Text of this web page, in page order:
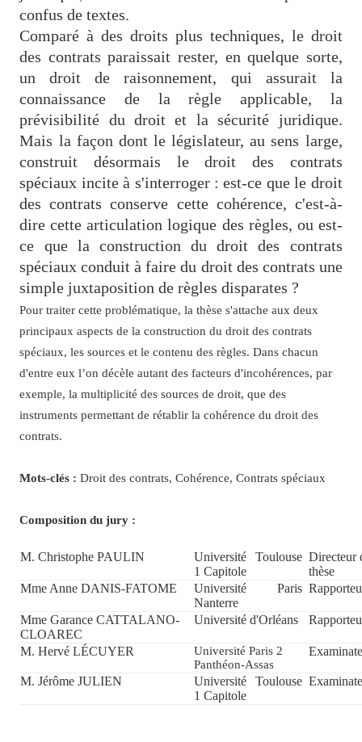
confus de textes.
Comparé à des droits plus techniques, le droit
des contrats paraissait rester, en quelque sorte,
un droit de raisonnement, qui assurait la
connaissance de la règle applicable, la
prévisibilité du droit et la sécurité juridique.
Mais la façon dont le législateur, au sens large,
construit désormais le droit des contrats
spéciaux incite à s'interroger : est-ce que le droit
des contrats conserve cette cohérence, c'est-à-
dire cette articulation logique des règles, ou est-
ce que la construction du droit des contrats
spéciaux conduit à faire du droit des contrats une
simple juxtaposition de règles disparates ?
Pour traiter cette problématique, la thèse s'attache aux deux
principaux aspects de la construction du droit des contrats
spéciaux, les sources et le contenu des règles. Dans chacun
d'entre eux l’on décèle autant des facteurs d'incohérences, par
exemple, la multiplicité des sources de droit, que des
instruments permettant de rétablir la cohérence du droit des
contrats.
Mots-clés : Droit des contrats, Cohérence, Contrats spéciaux
Composition du jury :
M. Christophe PAULIN
Université Toulouse
1 Capitole
Directeur
thèse
Mme Anne DANIS-FATOME
Université Paris
Nanterre
Mme Garance CATTALANO-
CLOAREC
Université d'Orléans
M. Hervé LÉCUYER
Université Paris 2
Panthéon-Assas
M. Jérôme JULIEN
Université Toulouse
1 Capitole